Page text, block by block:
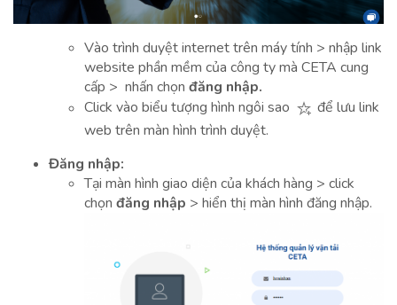
Vào trình duyệt internet trên máy tính > nhập link
website phần mềm của công ty mà CETA cung
cấp > nhấn chọn đăng nhập.
Click vào biểu tượng hình ngôi sao
để lưu link
web trên màn hình trình duyệt.
Đăng nhập:
Tại màn hình giao diện của khách hàng > click
chọn đăng nhập > hiển thị màn hình đăng nhập.